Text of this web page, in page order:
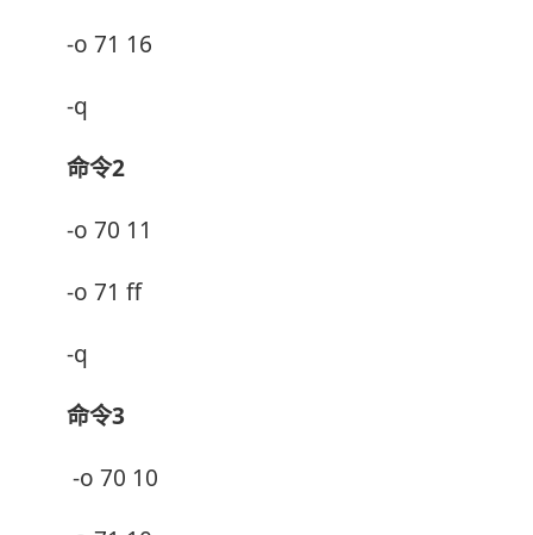
-o 71 16
-q
命令2
-o 70 11
-o 71 ff
-q
命令3
-o 70 10